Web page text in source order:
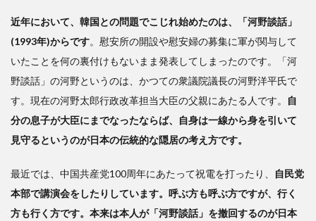
近年において、韓国との問題でこじれ始めたのは、「河野談話」
(1993年)からです。慰安所の開設や慰安婦の募集に軍が関与して
いたことを何の裏付けもないまま発表してしまったのです。「河
野談話」の河野というのは、かつての衆議院議長の河野洋平氏で
す。現在の河野太郎行政改革担当大臣の父親にあたる人です。
自
分の息子が大臣にまでなったならば、自身は一線から身を引いて
見守るというのが日本の伝統的な隠居の考え方です。
最近では、中国共産党100周年にあたって祝電を打ったり、
自民党
本部で講演会をしたりしています。呼ぶ方も呼ぶ方ですが、行く
方も行く方です。本来は本人が「河野談話」を撤回するのが日本